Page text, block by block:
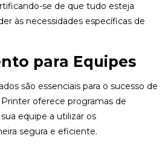
se de que tudo esteja
às necessidades específicas de
para Equipes
são essenciais para o sucesso de
oferece programas de
equipe a utilizar os
segura e eficiente.